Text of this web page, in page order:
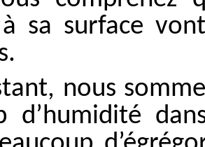
sa surface
nous
d’humidité